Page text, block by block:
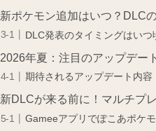
新ポケモン追加はいつ？DLC
DLC発表のタイミングはいつ
2026年夏：注目のアップデー
期待されるアップデート内容
新DLCが来る前に！マルチプ
Gameeアプリでぽこあポケ